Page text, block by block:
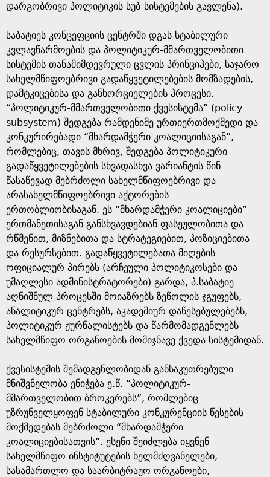
დარგობრივი პოლიტიკის სუბ-სისტემების გავლენა).
საბატიეს კონცეფციის ცენტრში დგას სტაბილური
კვლავწარმოების და პოლიტიკურ-მმართველობითი
სისტემის თანამიმდევრული ცვლის პრინციპები, საჯარო-
სახელმწიფოებრივი გადაწყვეტილებების მომზადების,
დამტკიცებისა და განხორციელების პროცესი.
“პოლიტიკურ-მმართველობითი ქვესისტემა” (policy
subsystem) შედგება რამდენიმე ურთიერთმოქმედი და
კონკურირებადი “მხარდამჭერი კოალიციისაგან”,
რომლებიც, თავის მხრივ, შედგება პოლიტიკური
გადაწყვეტილებების სხვადასხვა ვარიანტის წინ
წასაწევად მებრძოლი სახელმწიფოებრივი და
არასახელმწიფოებრივი აქტორების
ერთობლიობისაგან. ეს “მხარდამჭერი კოალიციები”
ერთმანეთისაგან განსხვავდებიან ფასეულობითა და
რწმენით, მიზნებითა და სტრატეგიებით, პოზიციებითა
და რესურსებით. გადაწყვეტილებათა მიღების
ოფიციალურ პირებს (არჩეული პოლიტიკოსები და
უმაღლესი ადმინისტრატორები) გარდა, პ.საბატიე
აღნიშნულ პროცესში მოიაზრებს ზეწოლის ჯგუფებს,
ანალიტიკურ ცენტრებს, აკადემიურ დაწესებულებებს,
პოლიტიკურ ჟურნალისტებს და წარმომადგენლებს
სახელმწიფო ორგანოების მომიჯნავე ქვედა სისტემიდან.
ქვესისტემის შემადგენლობიდან განსაკუთრებული
მნიშვნელობა ენიჭება ე.წ. “პოლიტიკურ-
მმართველობით ბროკერებს”, რომლებიც
უზრუნველყოფენ სტაბილური კონკურენციის წესების
მოქმედებას მებრძოლი “მხარდამჭერი
კოალიციებისათვის”. ესენი შეიძლება იყვნენ
სახელმწიფო ინსტიტუტების ხელმძღვანელები,
სასამართლო და საარბიტრაჟო ორგანოები,